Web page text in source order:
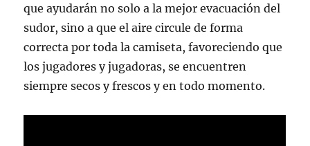
que ayudarán no solo a la mejor evacuación del
sudor, sino a que el aire circule de forma
correcta por toda la camiseta, favoreciendo que
los jugadores y jugadoras, se encuentren
siempre secos y frescos y en todo momento.